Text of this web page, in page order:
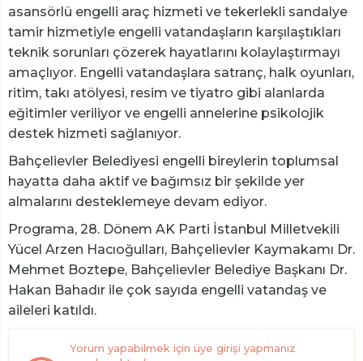
asansörlü engelli araç hizmeti ve tekerlekli sandalye
tamir hizmetiyle engelli vatandaşların karşılaştıkları
teknik sorunları çözerek hayatlarını kolaylaştırmayı
amaçlıyor. Engelli vatandaşlara satranç, halk oyunları,
ritim, takı atölyesi, resim ve tiyatro gibi alanlarda
eğitimler veriliyor ve engelli annelerine psikolojik
destek hizmeti sağlanıyor.
Bahçelievler Belediyesi engelli bireylerin toplumsal
hayatta daha aktif ve bağımsız bir şekilde yer
almalarını desteklemeye devam ediyor.
Programa, 28. Dönem AK Parti İstanbul Milletvekili
Yücel Arzen Hacıoğulları, Bahçelievler Kaymakamı Dr.
Mehmet Boztepe, Bahçelievler Belediye Başkanı Dr.
Hakan Bahadır ile çok sayıda engelli vatandaş ve
aileleri katıldı.
Yorum yapabilmek için üye girişi yapmanız